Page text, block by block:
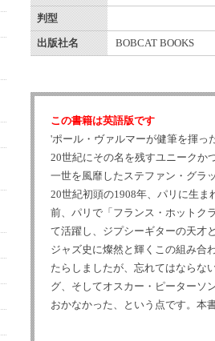
判型
出版社名 BOBCAT BOOKS
この書籍は英語版です
'ポール・ヴァルマーが健筆を揮っ
20世紀にその名を残すユニークか
一世を風靡したステファン・グラ
20世紀初頭の1908年、パリに生
前、パリで「フランス・ホットク
て活躍し、ジプシーギターの天才
ジャズ史に燦然と輝くこの組み合
たらしましたが、忘れてはならな
グ、そしてオスカー・ピーターソ
おかなかった、という点です。本